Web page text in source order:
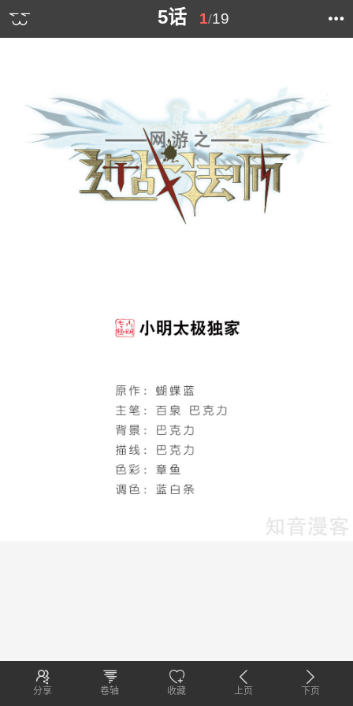
5话 1/19
分享 卷轴 收藏 上页 下页